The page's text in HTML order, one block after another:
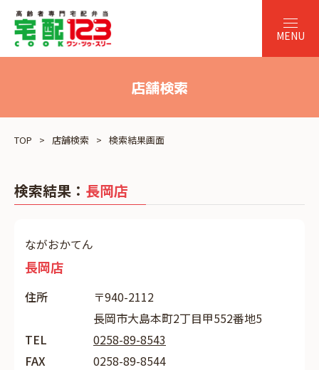
店舗検索
TOP 店舗検索 検索結果画面
検索結果： 長岡店
ながおかてん
長岡店
住所
〒940-2112
長岡市大島本町2丁目甲552番地5
TEL
0258-89-8543
FAX
0258-89-8544